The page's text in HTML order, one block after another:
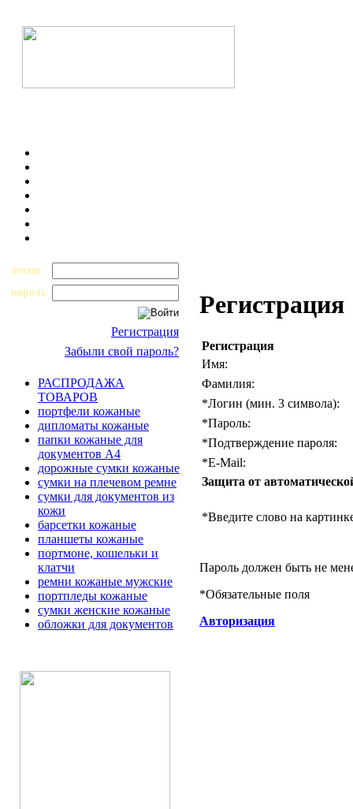
логин
пароль
Регистрация
Забыли свой пароль?
РАСПРОДАЖА
ТОВАРОВ
портфели кожаные
дипломаты кожаные
папки кожаные для
документов А4
дорожные сумки кожаные
сумки на плечевом ремне
сумки для документов из
кожи
барсетки кожаные
планшеты кожаные
портмоне, кошельки и
клатчи
ремни кожаные мужские
портпледы кожаные
сумки женские кожаные
обложки для документов
Регистрация
Регистрация
Имя:
Фамилия:
*Логин (мин. 3 символа):
*Пароль:
*Подтверждение пароля:
*E-Mail:
Защита от
*Введите слово на
Пароль должен быть не
*Обязательные поля
Авторизация